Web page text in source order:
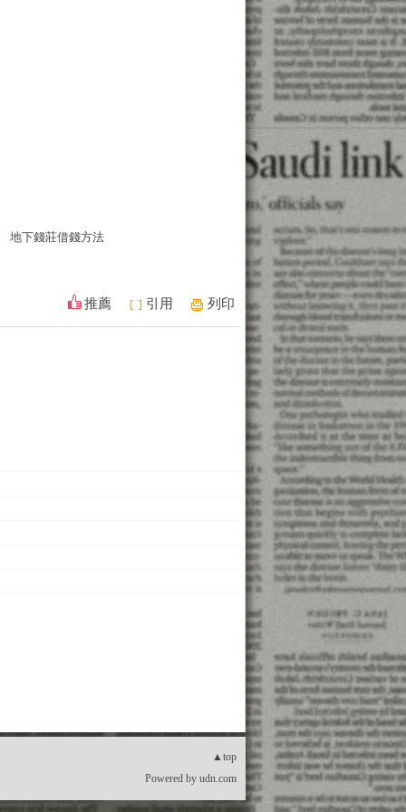
地下錢莊借錢方法
推薦 引用 列印
▲top
Powered by udn.com